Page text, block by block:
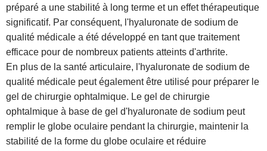
préparé a une stabilité à long terme et un effet thérapeutique
significatif. Par conséquent, l'hyaluronate de sodium de
qualité médicale a été développé en tant que traitement
efficace pour de nombreux patients atteints d'arthrite.
En plus de la santé articulaire, l'hyaluronate de sodium de
qualité médicale peut également être utilisé pour préparer le
gel de chirurgie ophtalmique. Le gel de chirurgie
ophtalmique à base de gel d'hyaluronate de sodium peut
remplir le globe oculaire pendant la chirurgie, maintenir la
stabilité de la forme du globe oculaire et réduire